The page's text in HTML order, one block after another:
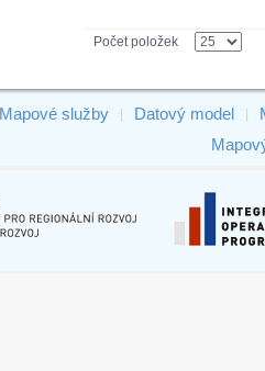
Počet položek
Mapové služby Datový model